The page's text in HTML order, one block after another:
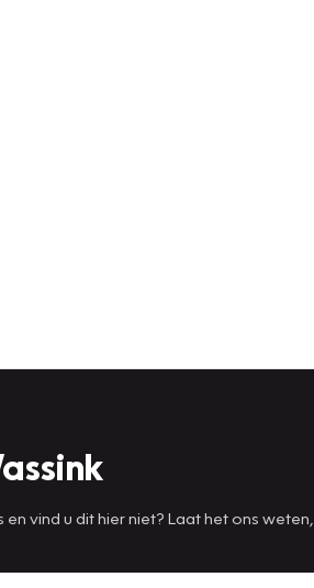
vind u dit hier niet? Laat het ons